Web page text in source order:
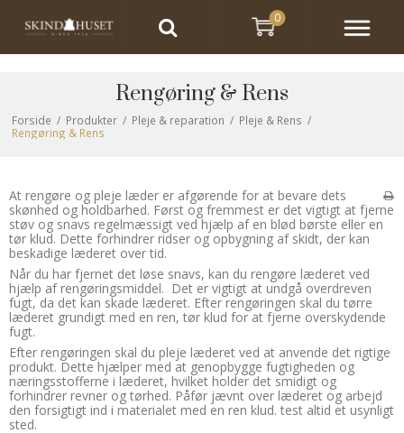
Rengøring & Rens
Forside / Produkter / Pleje & reparation / Pleje & Rens /
Rengøring & Rens
At rengøre og pleje læder er afgørende for at bevare dets
skønhed og holdbarhed. Først og fremmest er det vigtigt at fjerne
støv og snavs regelmæssigt ved hjælp af en blød børste eller en
tør klud. Dette forhindrer ridser og opbygning af skidt, der kan
beskadige læderet over tid.
Når du har fjernet det løse snavs, kan du rengøre læderet ved
hjælp af rengøringsmiddel. Det er vigtigt at undgå overdreven
fugt, da det kan skade læderet. Efter rengøringen skal du tørre
læderet grundigt med en ren, tør klud for at fjerne overskydende
fugt.
Efter rengøringen skal du pleje læderet ved at anvende det rigtige
produkt. Dette hjælper med at genopbygge fugtigheden og
næringsstofferne i læderet, hvilket holder det smidigt og
forhindrer revner og tørhed. Påfør jævnt over læderet og arbejd
den forsigtigt ind i materialet med en ren klud. test altid et usynligt
sted.
0